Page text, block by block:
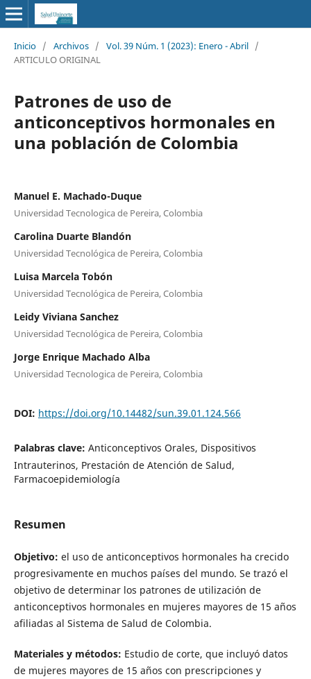
Inicio / Archivos / Vol. 39 Núm. 1 (2023): Enero - Abril /
ARTICULO ORIGINAL
Patrones de uso de
anticonceptivos hormonales en
una población de Colombia
Manuel E. Machado-Duque
Universidad Tecnologica de Pereira, Colombia
Carolina Duarte Blandón
Universidad Tecnológica de Pereira, Colombia
Luisa Marcela Tobón
Universidad Tecnológica de Pereira, Colombia
Leidy Viviana Sanchez
Universidad Tecnológica de Pereira, Colombia
Jorge Enrique Machado Alba
Universidad Tecnologica de Pereira, Colombia
DOI: https://doi.org/10.14482/sun.39.01.124.566
Palabras clave: Anticonceptivos Orales, Dispositivos
Intrauterinos, Prestación de Atención de Salud,
Farmacoepidemiología
Resumen
Objetivo: el uso de anticonceptivos hormonales ha crecido
progresivamente en muchos países del mundo. Se trazó el
objetivo de determinar los patrones de utilización de
anticonceptivos hormonales en mujeres mayores de 15 años
afiliadas al Sistema de Salud de Colombia.
Materiales y métodos: Estudio de corte, que incluyó datos
de mujeres mayores de 15 años con prescripciones y